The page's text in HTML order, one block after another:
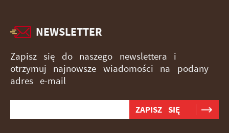
NEWSLETTER
Zapisz się do naszego newslettera i
otrzymuj najnowsze wiadomości na podany
adres e-mail